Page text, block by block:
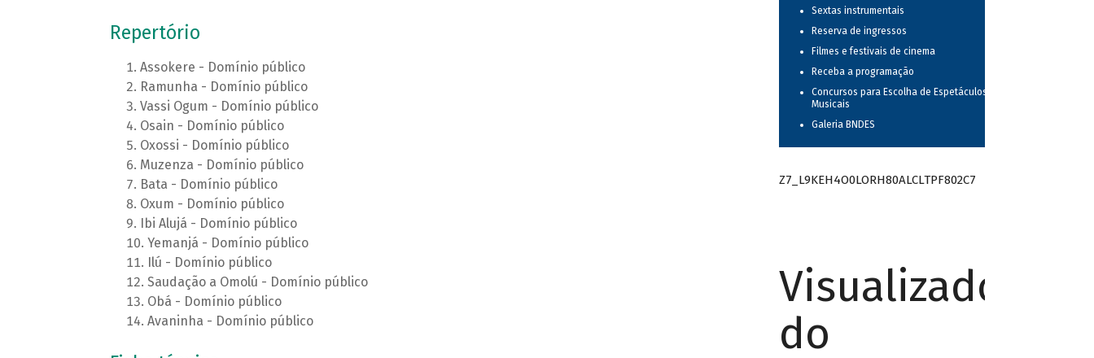
Repertório
Assokere - Domínio público
Ramunha - Domínio público
Vassi Ogum - Domínio público
Osain - Domínio público
Oxossi - Domínio público
Muzenza - Domínio público
Bata - Domínio público
Oxum - Domínio público
Ibi Alujá - Domínio público
Yemanjá - Domínio público
Ilú - Domínio público
Saudação a Omolú - Domínio público
Obá - Domínio público
Avaninha - Domínio público
Sextas instrumentais
Reserva de ingressos
Filmes e festivais de cinema
Receba a programação
Concursos para Escolha de Espetáculos
Musicais
Galeria BNDES
Z7_L9KEH4O0LORH80ALCLTPF802C7
Visualizador
do